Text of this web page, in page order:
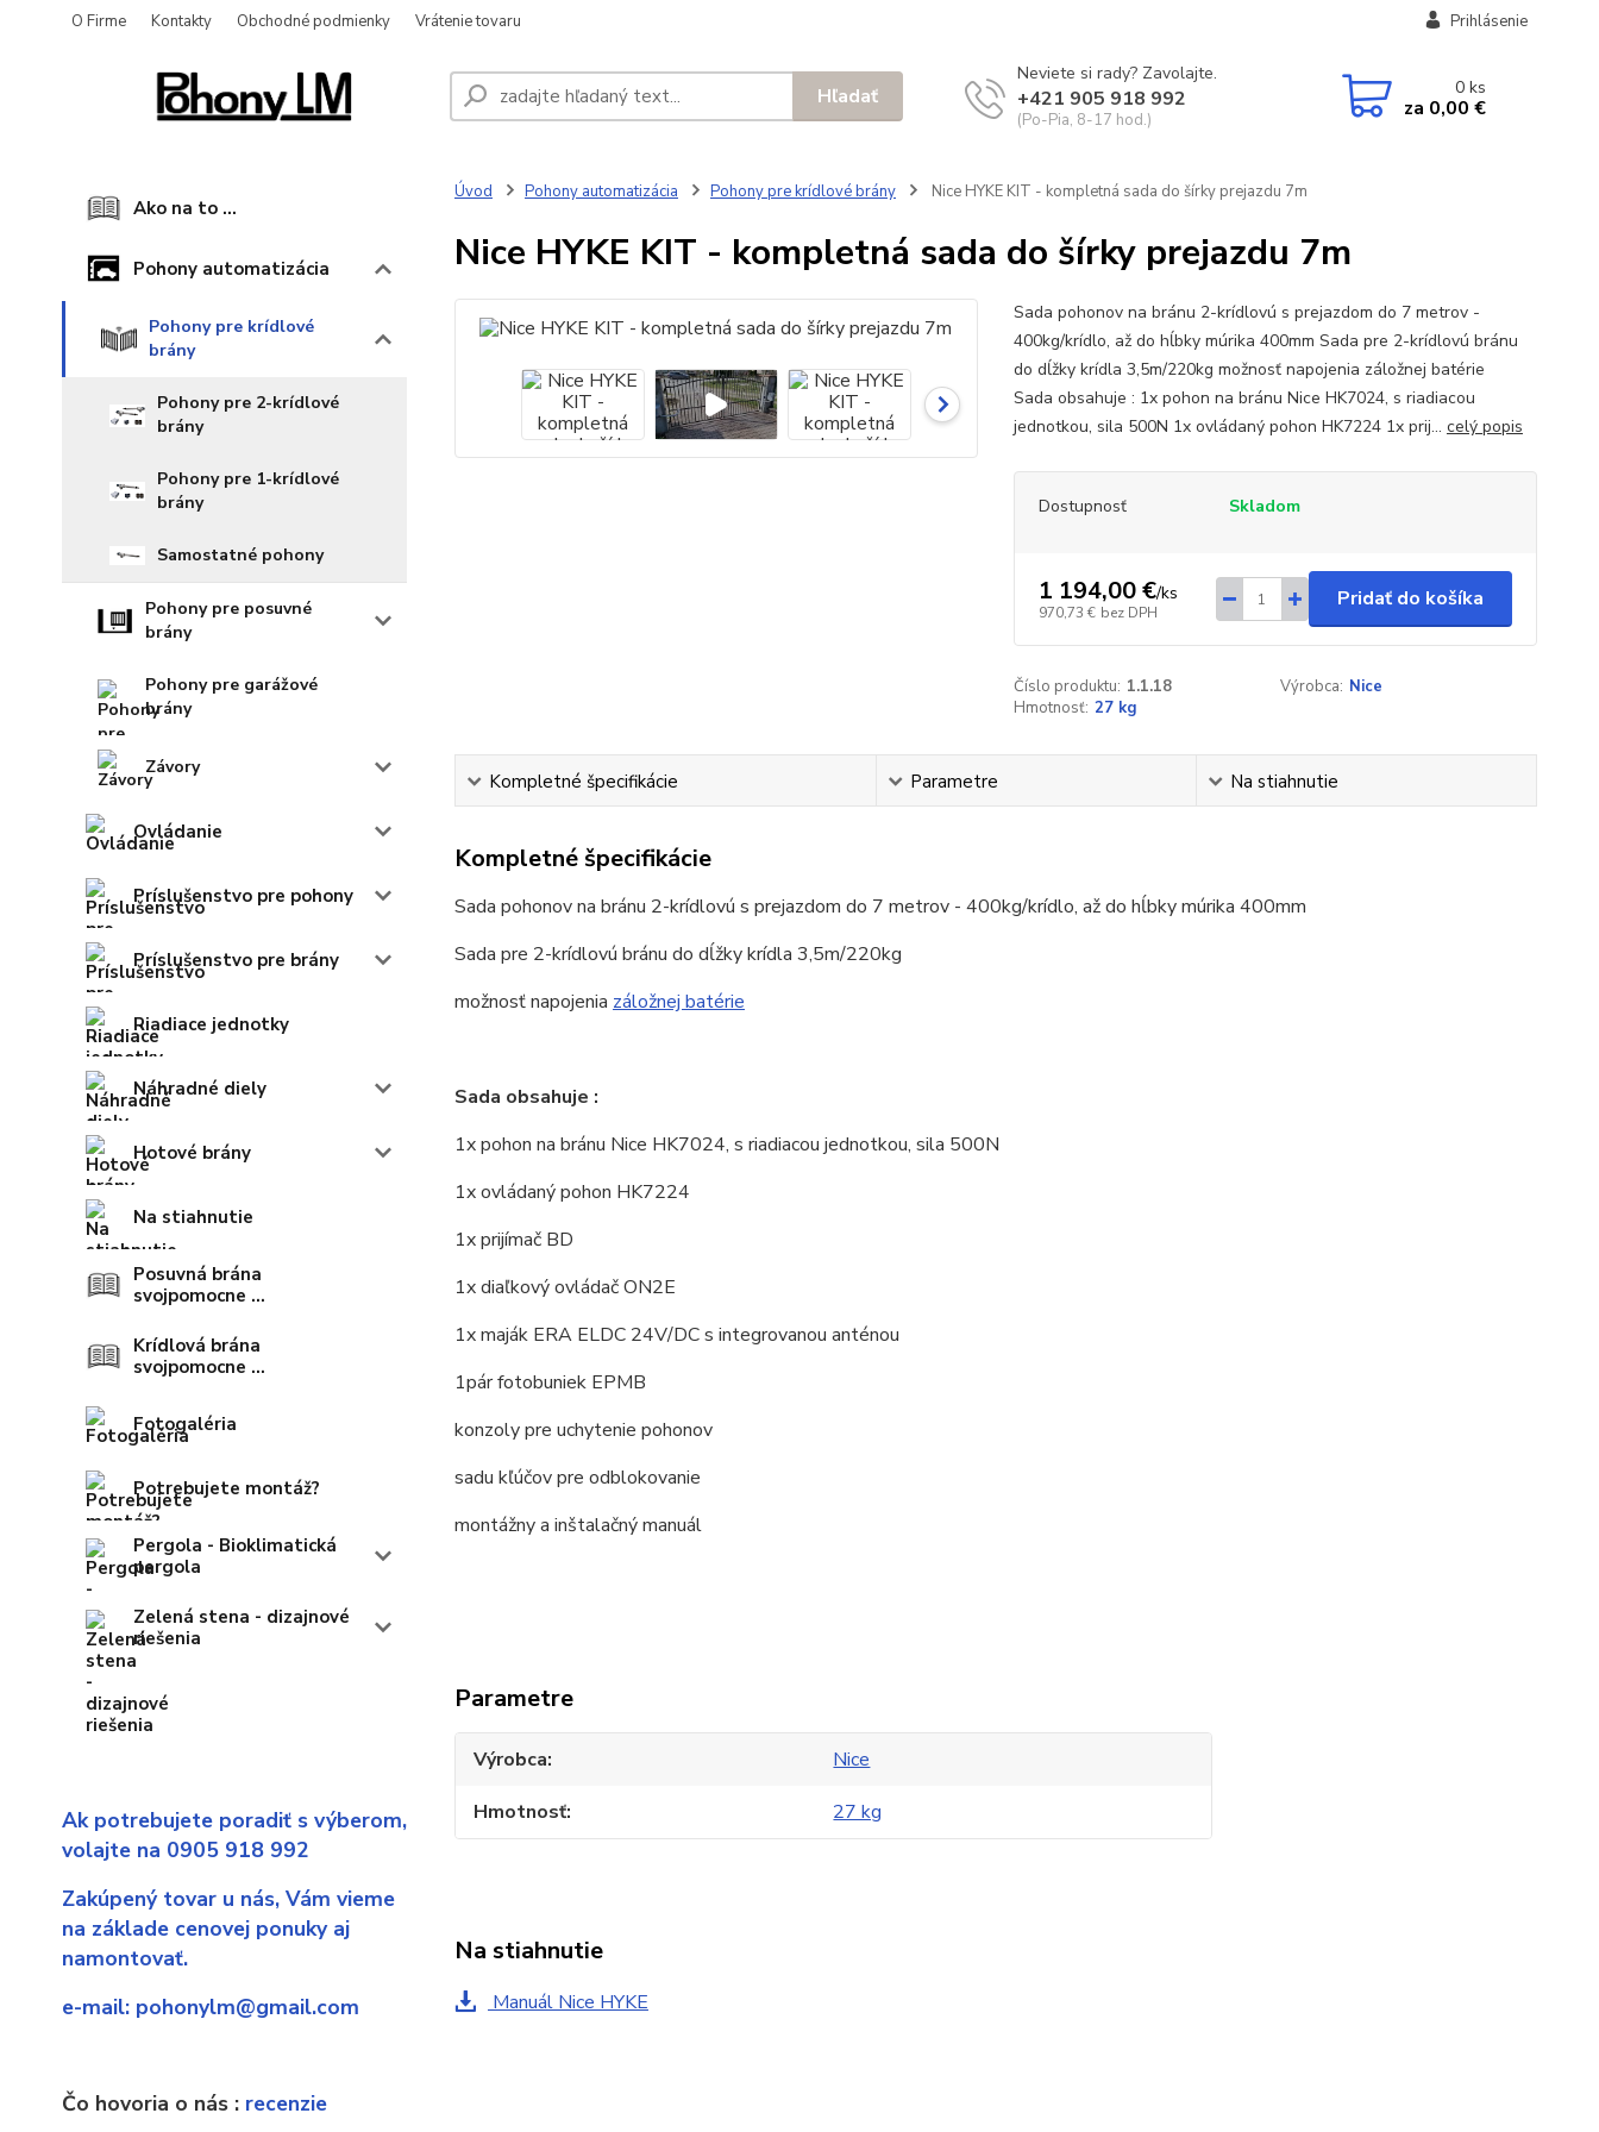
O Firme Kontakty Obchodné podmienky Vrátenie tovaru Prihlásenie
Hľadať
Neviete si rady? Zavolajte.
+421 905 918 992
(Po-Pia, 8-17 hod.)
0ks
za 0,00 €
Ako na to ...
Pohony automatizácia
Pohony pre krídlové
brány
Pohony pre 2-krídlové
brány
Pohony pre 1-krídlové
brány
Samostatné pohony
Pohony pre posuvné
brány
Pohony pre garážové
brány
Závory
Ovládanie
Príslušenstvo pre pohony
Príslušenstvo pre brány
Riadiace jednotky
Náhradné diely
Hotové brány
Na stiahnutie
Posuvná brána
svojpomocne ...
Krídlová brána
svojpomocne ...
Fotogaléria
Potrebujete montáž?
Pergola - Bioklimatická
pergola
Zelená stena - dizajnové
riešenia
Ak potrebujete poradiť s výberom,
volajte na 0905 918 992
Zakúpený tovar u nás, Vám vieme
na základe cenovej ponuky aj
namontovať.
e-mail: pohonylm@gmail.com
Čo hovoria o nás : recenzie
Úvod Pohony automatizácia Pohony pre krídlové brány Nice HYKE KIT - kompletná sada do šírky prejazdu 7m
Nice HYKE KIT - kompletná sada do šírky prejazdu 7m
Sada pohonov na bránu 2-krídlovú s prejazdom do 7 metrov -
400kg/krídlo, až do hĺbky múrika 400mm Sada pre 2-krídlovú bránu
do dĺžky krídla 3,5m/220kg možnosť napojenia záložnej batérie
Sada obsahuje : 1x pohon na bránu Nice HK7024, s riadiacou
jednotkou, sila 500N 1x ovládaný pohon HK7224 1x prij... celý popis
Dostupnosť Skladom
1 194,00 €/ks
970,73 € bez DPH
Pridať do košíka
Číslo produktu: 1.1.18 Výrobca: Nice
Hmotnosť: 27 kg
Kompletné špecifikácie Parametre Na stiahnutie
Kompletné špecifikácie
Sada pohonov na bránu 2-krídlovú s prejazdom do 7 metrov - 400kg/krídlo, až do hĺbky múrika 400mm
Sada pre 2-krídlovú bránu do dĺžky krídla 3,5m/220kg
možnosť napojenia záložnej batérie
Sada obsahuje :
1x pohon na bránu Nice HK7024, s riadiacou jednotkou, sila 500N
1x ovládaný pohon HK7224
1x prijímač BD
1x diaľkový ovládač ON2E
1x maják ERA ELDC 24V/DC s integrovanou anténou
1pár fotobuniek EPMB
konzoly pre uchytenie pohonov
sadu kľúčov pre odblokovanie
montážny a inštalačný manuál
Parametre
Výrobca
Nice
Hmotnosť
27 kg
Na stiahnutie
Manuál Nice HYKE